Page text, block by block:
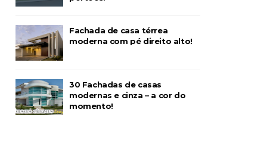
Fachada de casa térrea
moderna com pé direito alto!
30 Fachadas de casas
modernas e cinza – a cor do
momento!